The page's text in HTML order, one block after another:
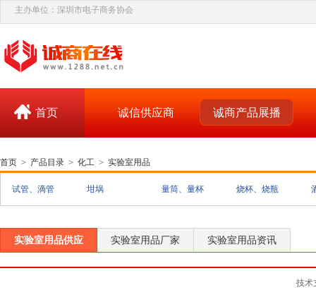
主办单位：深圳市电子商务协会
首页 诚信供应商 诚商产品展播
首页 > 产品目录 > 化工 > 实验室用品
试管、滴管 坩埚 量筒、量杯 烧杯、烧瓶
实验室用品供应 实验室用品厂家 实验室用品资讯
技术